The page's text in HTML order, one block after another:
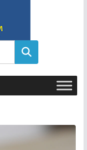
заочно
годам
по делу о
армии
хроники
и Настю
Поиск